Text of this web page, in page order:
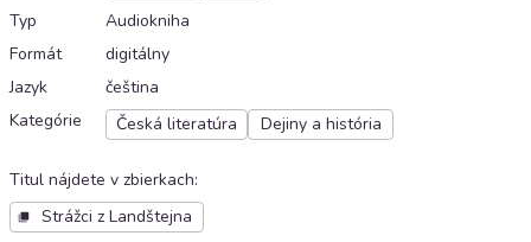
Typ
Audiokniha
Formát
digitálny
Jazyk
čeština
Kategórie
Česká literatúra Dejiny a história
Titul nájdete v zbierkach:
Strážci z Landštejna